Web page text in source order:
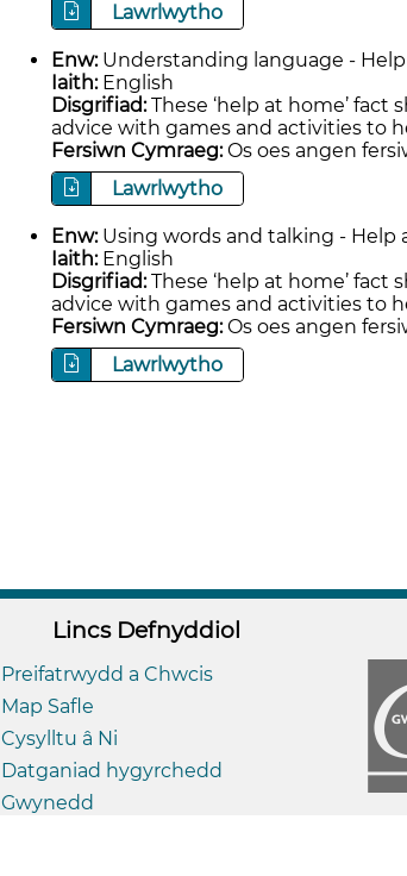
Lawrlwytho
Enw: Understanding language -
Iaith: English
Disgrifiad:These ‘help at home’
advice with games and activities to
Fersiwn Cymraeg:Os oes angen
Lawrlwytho
Enw: Using words and talking - Help
Iaith: English
Disgrifiad:These ‘help at home’
advice with games and activities to
Fersiwn Cymraeg:Os oes angen
Lawrlwytho
Lincs Defnyddiol
Preifatrwydd a Chwcis
Map Safle
Cysylltu â Ni
Datganiad hygyrchedd
Gwynedd